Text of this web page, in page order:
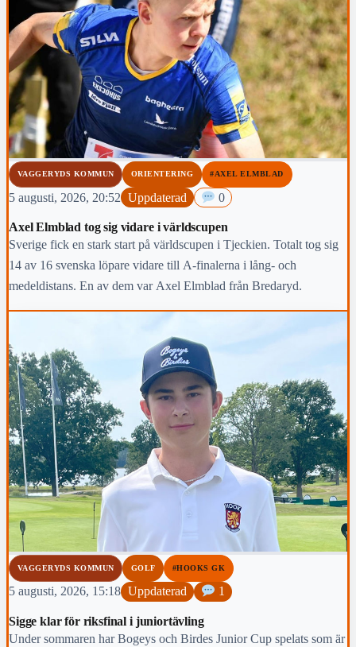
VAGGERYDS KOMMUN ORIENTERING #AXEL ELMBLAD
5 augusti, 2026, 20:52 Uppdaterad 0
Axel Elmblad tog sig vidare i världscupen
Sverige fick en stark start på världscupen i Tjeckien. Totalt tog sig
14 av 16 svenska löpare vidare till A-finalerna i lång- och
medeldistans. En av dem var Axel Elmblad från Bredaryd.
VAGGERYDS KOMMUN GOLF #HOOKS GK
5 augusti, 2026, 15:18 Uppdaterad 1
Sigge klar för riksfinal i juniortävling
Under sommaren har Bogeys och Birdes Junior Cup spelats som är